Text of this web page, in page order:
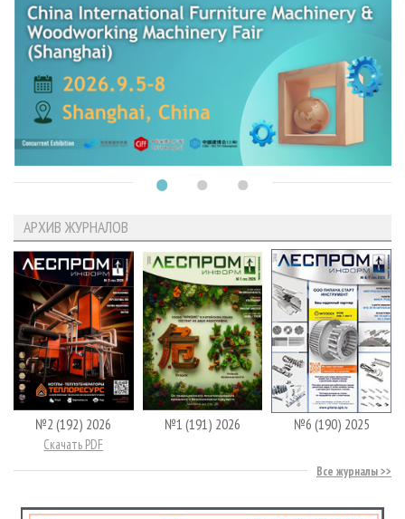
АРХИВ ЖУРНАЛОВ
№2 (192) 2026
Скачать PDF
№1 (191) 2026 №6 (190) 2025
Все журналы